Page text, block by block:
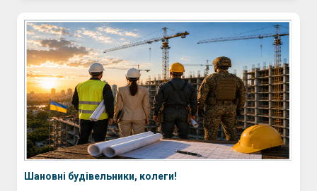
Шановні будівельники, колеги!